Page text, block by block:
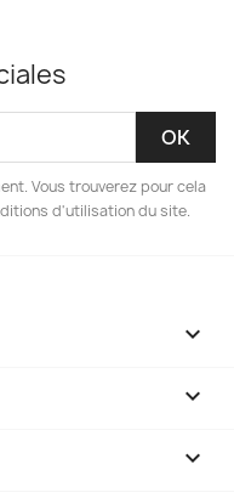
Vous trouverez pour cela
d'utilisation du site.


